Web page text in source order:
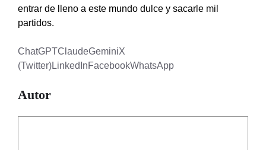
entrar de lleno a este mundo dulce y sacarle mil
partidos.
ChatGPTClaudeGeminiX
(Twitter)LinkedInFacebookWhatsApp
Autor